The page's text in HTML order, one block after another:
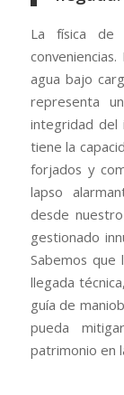
La física de
agua bajo
representa
integridad del
tiene la
forjados y
lapso
desde
gestionado
Sabemos
llegada
guía de
pueda
patrimonio en